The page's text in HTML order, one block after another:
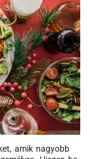
amik nagyobb